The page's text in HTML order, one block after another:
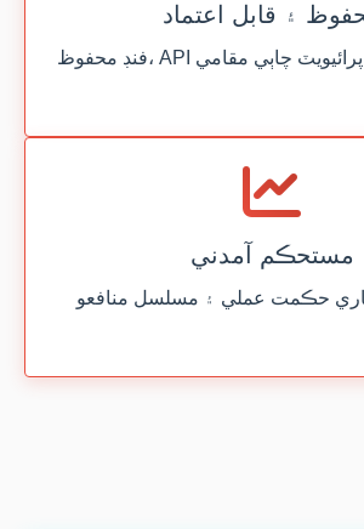
۽ قابل اعتماد
مستحڪم آمدني
حڪمت عملي ۽ مسلسل منافعو